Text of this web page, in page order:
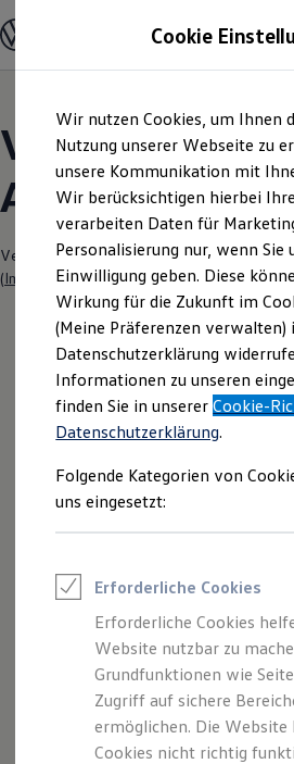
Hauptinhalt
springen
Footer
springen
Modelle und Konfigurator
Konfigurator
Modelle vergleichen
Elektroautos
ENERGY Sondermodelle
Nutzfahrzeuge
SUV und CUV
Familienautos
Kombis
Kompaktwagen
Sportwagen
Schnell verfügbare Fahrzeuge
Angebote und Produkte
Aktuelle Angebote
E-Auto-Förderung
Volkswagen Marktplatz
Die ENERGY
Junge Gebrauchtwagen
Volkswagen
Elektromobilität bei
Saisonangebote
Reifenpakete
Leasing
Leasing-Angebote
Elektroauto Leasing
Kleinwagen-Leasing
Leasing ohne
Finanzierung
Autokredit mit
Versicherungen und
Kfz-Versicherung
Garantien
Volkswagen
Autohaus Ost
Verantwortlich für die Inhalte auf dieser
(Impressum & Rechtliches)
Der Polo
Kompakt, wendig und voller
Entdecken Sie den Polo.
Mehr zum Polo erfahren
Cookie
Wir nutzen Cookies, um Ihnen
Nutzung unserer Webseite zu
unsere Kommunikation mit
Wir berücksichtigen hierbei
verarbeiten Daten für
Personalisierung nur, wenn Sie
Einwilligung geben. Diese
Wirkung für die Zukunft im
(Meine Präferenzen verwalten)
Datenschutzerklärung
Informationen zu unseren
finden Sie in unsererCookie-
Datenschutzerklärung.
Folgende Kategorien von
uns eingesetzt:
Erforderliche Cookies
Erforderliche Cookies
Website nutzbar zu
Grundfunktionen wie
Zugriff auf sichere
ermöglichen. Die Website
Cookies nicht richtig